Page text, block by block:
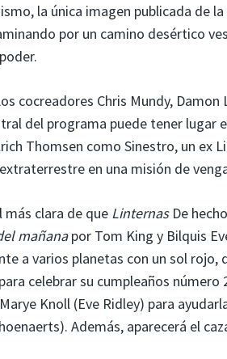
la única imagen publicada de
por un camino desértico
cocreadores Chris Mundy, Damon
del programa puede tener lugar
Thomsen como Sinestro, un ex
en una misión de
más clara de que LinternasDe
mañanapor Tom King y Bilquis
a varios planetas con un sol rojo,
celebrar su cumpleaños número
Knoll (Eve Ridley) para
Además, aparecerá el